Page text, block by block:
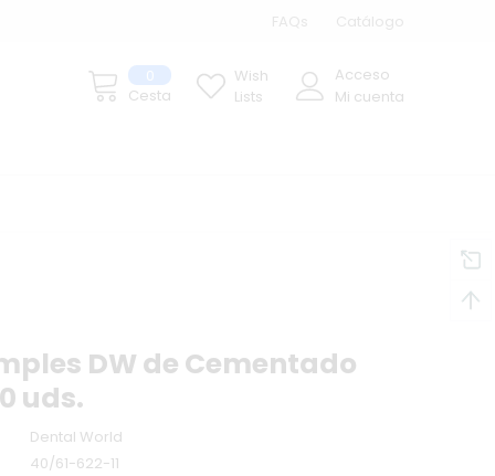
FAQs Catálogo
0
Cesta
Wish
Lists
Acceso
Mi cuenta
DW de Cementado
uds.
Dental World
40/61-622-11